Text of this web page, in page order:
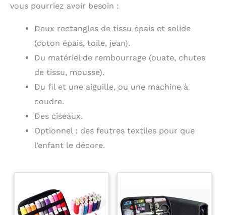
vous pourriez avoir besoin :
Deux rectangles de tissu épais et solide
(coton épais, toile, jean).
Du matériel de rembourrage (ouate, chutes
de tissu, mousse).
Du fil et une aiguille, ou une machine à
coudre.
Des ciseaux.
Optionnel : des feutres textiles pour que
l’enfant le décore.